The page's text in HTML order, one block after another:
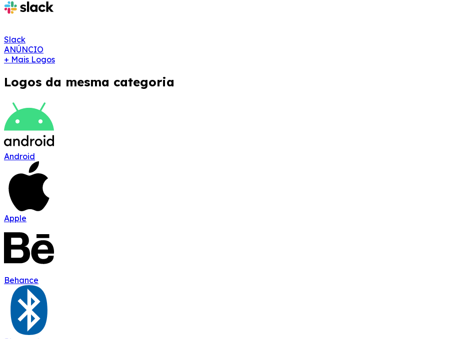
Slack
ANÚNCIO
+ Mais Logos
Logos da mesma categoria
Android
Apple
Behance